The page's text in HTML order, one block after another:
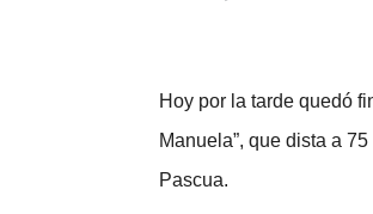
Hoy por la tarde quedó
Manuela”, que dista a
Pascua.